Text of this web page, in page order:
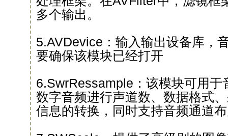
多个输出。
5.AVDevice：输入输出设备库，
要确保该模块已经打开
6.SwrRessample：该模块可用于
数字音频进行声道数、数据格式
信息的转换，同时支持音频通道